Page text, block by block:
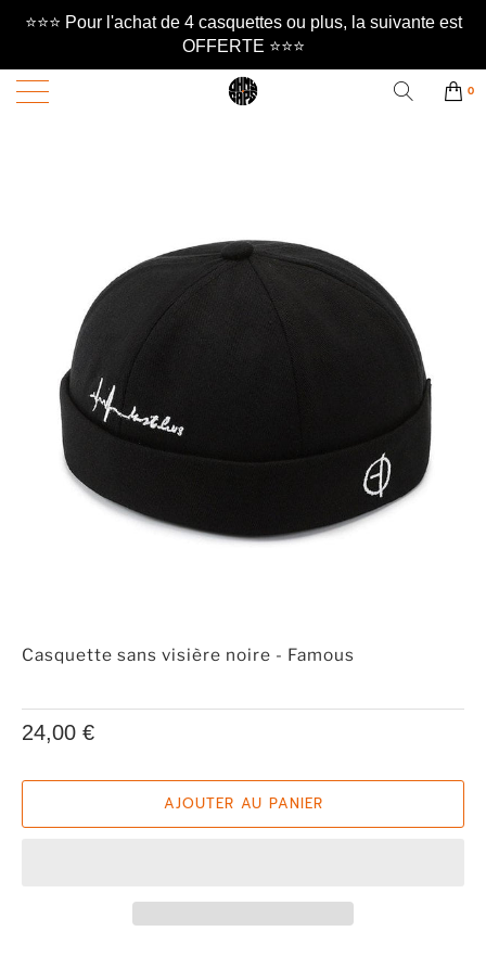
⭐️⭐️⭐️ Pour l'achat de 4 casquettes ou plus, la suivante est
OFFERTE ⭐️⭐️⭐️
0
Casquette sans visière noire - Famous
24,00 €
AJOUTER AU PANIER